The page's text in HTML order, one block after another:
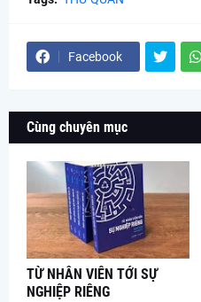
Facebook
Cùng chuyên mục
TỪ NHÂN VIÊN TỚI SỰ
NGHIỆP RIÊNG